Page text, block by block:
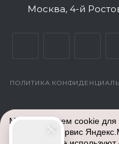
Москва, 4-й
ПОЛИТИКА
© Все права защищены.
обслуживания-
недорого. Работаем по
Мы используем cookie для
подключен сервис